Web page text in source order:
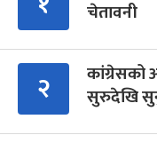
चेतावनी
२
कांग्रेसको
सुरुदेखि